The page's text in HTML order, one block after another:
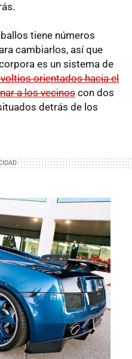
tiene números
cambiarlos, así que
es un sistema de
orientados hacia el
a los vecinos con dos
detrás de los